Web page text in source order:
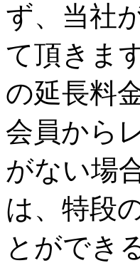
ず、当社
て頂きま
の延長料
会員から
がない場
は、特段
とができ